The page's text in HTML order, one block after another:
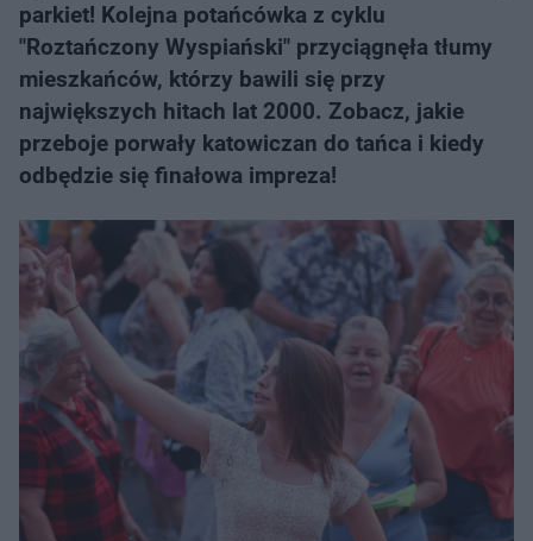
parkiet! Kolejna potańcówka z cyklu
"Roztańczony Wyspiański" przyciągnęła tłumy
mieszkańców, którzy bawili się przy
największych hitach lat 2000. Zobacz, jakie
przeboje porwały katowiczan do tańca i kiedy
odbędzie się finałowa impreza!